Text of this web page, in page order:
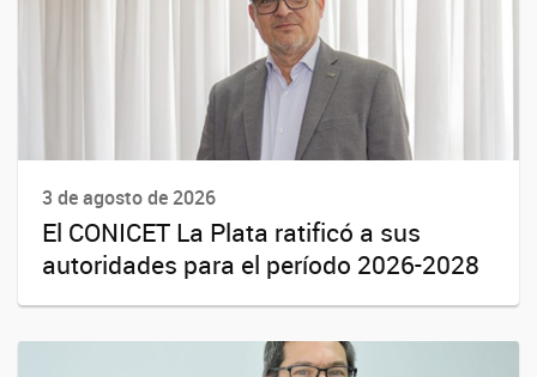
3 de agosto de 2026
El CONICET La Plata ratificó a sus
autoridades para el período 2026-2028